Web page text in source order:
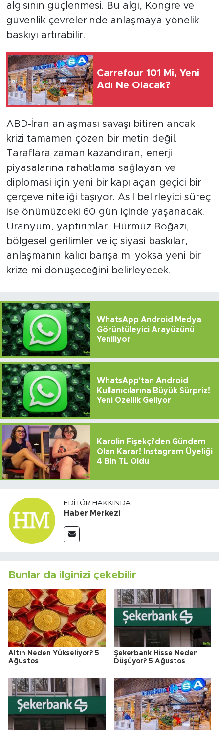
algısının güçlenmesi. Bu algı, Kongre ve
güvenlik çevrelerinde anlaşmaya yönelik
baskıyı artırabilir.
Carrefour 101 Mi, Yeni
Adı Ne Olacak?
ABD-İran anlaşması savaşı bitiren ancak
krizi tamamen çözen bir metin değil.
Taraflara zaman kazandıran, enerji
piyasalarına rahatlama sağlayan ve
diplomasi için yeni bir kapı açan geçici bir
çerçeve niteliği taşıyor. Asıl belirleyici süreç
ise önümüzdeki 60 gün içinde yaşanacak.
Uranyum, yaptırımlar, Hürmüz Boğazı,
bölgesel gerilimler ve iç siyasi baskılar,
anlaşmanın kalıcı barışa mı yoksa yeni bir
krize mi dönüşeceğini belirleyecek.
WhatsApp Android Medya
Görüntüleyici Arayüzünü
Yeniliyor
WhatsApp'tan Android
Kullanıcılarına Büyük Sürpriz!
Yeni Özellik Geliyor
Karolin Fişekçi'den Gündem
Olan Karar! Instagram Üyeliği
4 Bin TL Oldu
EDITÖR HAKKINDA
Haber Merkezi
Bunlar da ilginizi çekebilir
Altın Neden Yükseliyor? 5
Ağustos
Şekerbank Hisse Neden
Düşüyor? 5 Ağustos